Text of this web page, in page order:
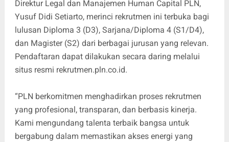
Direktur Legal dan Manajemen Human Capital PLN,
Yusuf Didi Setiarto, merinci rekrutmen ini terbuka bagi
lulusan Diploma 3 (D3), Sarjana/Diploma 4 (S1/D4),
dan Magister (S2) dari berbagai jurusan yang relevan.
Pendaftaran dapat dilakukan secara daring melalui
situs resmi rekrutmen.pln.co.id.
“PLN berkomitmen menghadirkan proses rekrutmen
yang profesional, transparan, dan berbasis kinerja.
Kami mengundang talenta terbaik bangsa untuk
bergabung dalam memastikan akses energi yang